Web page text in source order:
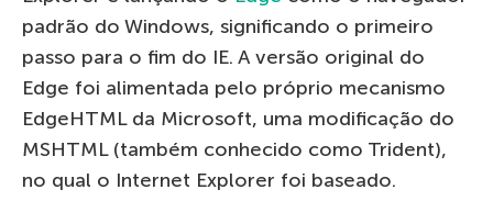
padrão do Windows, significando o primeiro
passo para o fim do IE. A versão original do
Edge foi alimentada pelo próprio mecanismo
EdgeHTML da Microsoft, uma modificação do
MSHTML (também conhecido como Trident),
no qual o Internet Explorer foi baseado.